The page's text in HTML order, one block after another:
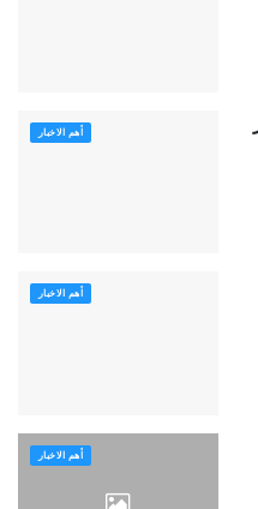
أهم الاخبار
أهم الاخبار
أهم الاخبار